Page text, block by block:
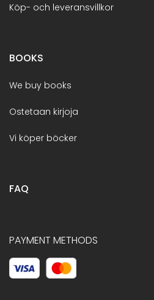
Köp- och leveransvillkor
BOOKS
We buy books
Ostetaan kirjoja
Vi köper böcker
FAQ
PAYMENT METHODS